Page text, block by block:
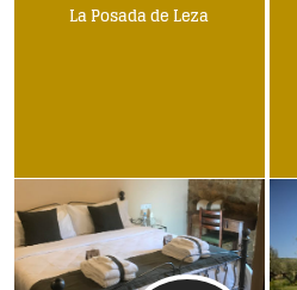
La Posada de Leza